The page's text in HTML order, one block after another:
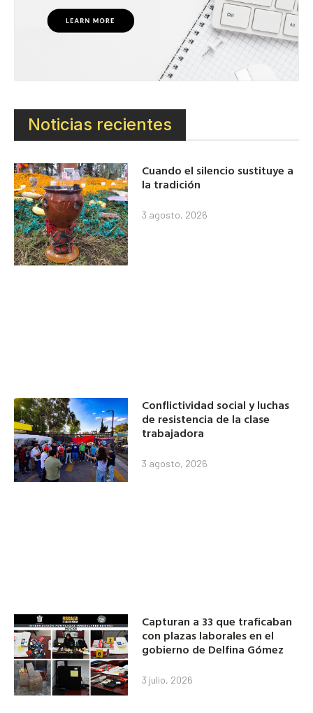
Noticias recientes
Cuando el silencio sustituye a
la tradición
3 agosto, 2026
Conflictividad social y luchas
de resistencia de la clase
trabajadora
3 agosto, 2026
Capturan a 33 que traficaban
con plazas laborales en el
gobierno de Delfina Gómez
3 julio, 2026